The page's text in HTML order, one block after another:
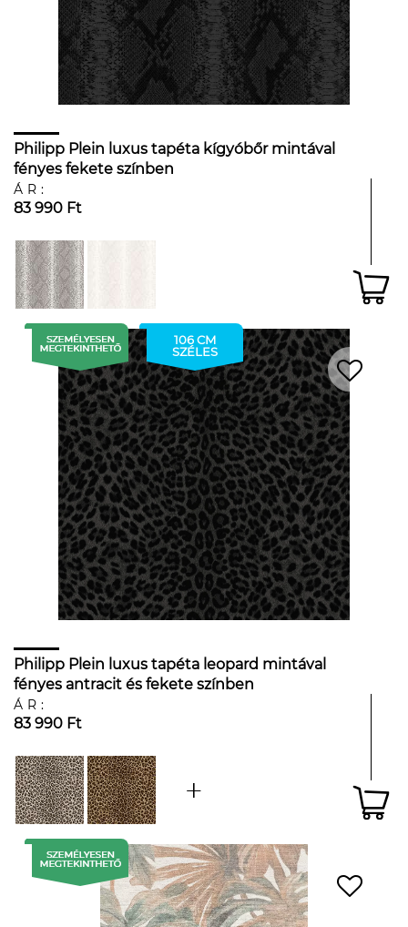
Philipp Plein luxus tapéta kígyóbőr mintával
fényes fekete színben
ÁR:
83 990 Ft
106 CM
SZÉLES
Philipp Plein luxus tapéta leopard mintával
fényes antracit és fekete színben
ÁR:
83 990 Ft